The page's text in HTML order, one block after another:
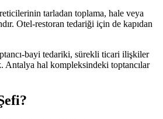
tarladan toplama, hale veya
Otel-restoran tedariği için de kapıdan
bayi tedariki, sürekli ticari ilişkiler
Antalya hal kompleksindeki toptancılar